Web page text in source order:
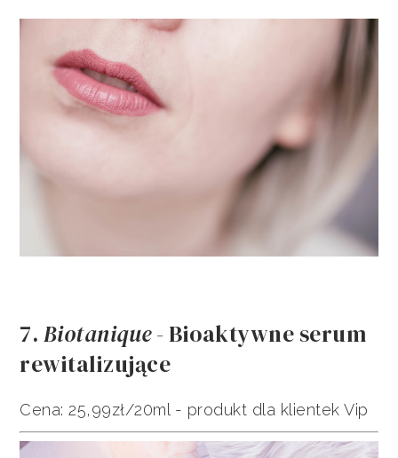
7. Biotanique- Bioaktywne serum
rewitalizujące
Cena: 25,99zł/20ml - produkt dla klientek Vip